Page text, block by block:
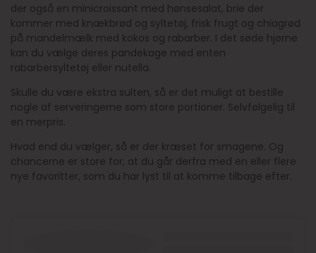
der også en minicroissant med hønsesalat, brie der
kommer med knækbrød og syltetøj, frisk frugt og chiagrød
på mandelmælk med kokos og rabarber. I det søde hjørne
kan du vælge deres pandekage med enten
rabarbersyltetøj eller nutella.
Skulle du være ekstra sulten, så er det muligt at bestille
nogle af serveringerne som store portioner. Selvfølgelig til
en merpris.
Hvad end du vælger, så er der kræset for smagene. Og
chancerne er store for, at du går derfra med en eller flere
nye favoritter, som du har lyst til at komme tilbage efter.